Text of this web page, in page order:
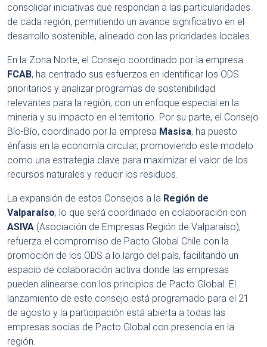
consolidar iniciativas que respondan a las particularidades
de cada región, permitiendo un avance significativo en el
desarrollo sostenible, alineado con las prioridades locales.
En la Zona Norte, el Consejo coordinado por la empresa
FCAB, ha centrado sus esfuerzos en identificar los ODS
prioritarios y analizar programas de sostenibilidad
relevantes para la región, con un enfoque especial en la
minería y su impacto en el territorio. Por su parte, el Consejo
Bío-Bío, coordinado por la empresa Masisa, ha puesto
énfasis en la economía circular, promoviendo este modelo
como una estrategia clave para maximizar el valor de los
recursos naturales y reducir los residuos.
La expansión de estos Consejos a la Región de
Valparaíso, lo que será coordinado en colaboración con
ASIVA (Asociación de Empresas Región de Valparaíso),
refuerza el compromiso de Pacto Global Chile con la
promoción de los ODS a lo largo del país, facilitando un
espacio de colaboración activa donde las empresas
pueden alinearse con los principios de Pacto Global. El
lanzamiento de este consejo está programado para el 21
de agosto y la participación está abierta a todas las
empresas socias de Pacto Global con presencia en la
región.